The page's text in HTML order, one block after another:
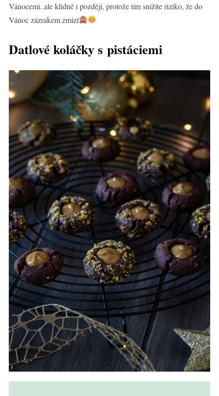
Vánocemi..ale klidně i později, protože tím snížíte riziko, že do
Vánoc zázrakem zmizí
Datlové koláčky s pistáciemi